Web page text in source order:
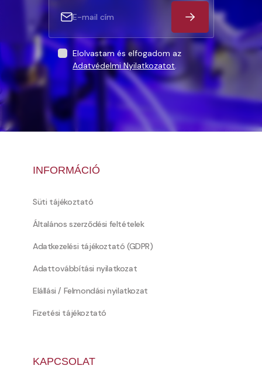
Elolvastam és elfogadom az
Adatvédelmi Nyilatkozatot.
INFORMÁCIÓ
Süti tájékoztató
Általános szerződési feltételek
Adatkezelési tájékoztató (GDPR)
Adattovábbítási nyilatkozat
Elállási / Felmondási nyilatkozat
Fizetési tájékoztató
KAPCSOLAT